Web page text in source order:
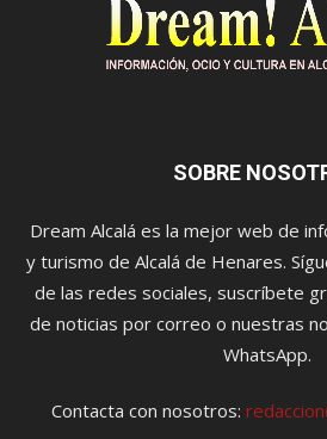
SOBRE
Dream Alcalá es la mejor web de
y turismo de Alcalá de Henares.
de las redes sociales, suscríbete
de noticias por correo o nuestras
WhatsApp.
Contacta con nosotros: